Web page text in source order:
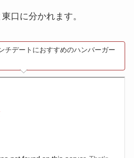
口に分かれます。
チデートにおすすめのハンバーガー